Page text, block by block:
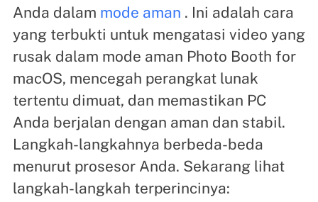
Anda dalam mode aman . Ini adalah cara
yang terbukti untuk mengatasi video yang
rusak dalam mode aman Photo Booth for
macOS, mencegah perangkat lunak
tertentu dimuat, dan memastikan PC
Anda berjalan dengan aman dan stabil.
Langkah-langkahnya berbeda-beda
menurut prosesor Anda. Sekarang lihat
langkah-langkah terperincinya: